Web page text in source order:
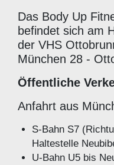
Das Body Up
befindet sich am
der VHS
München 28 -
Öffentliche
Anfahrt aus
S-Bahn S7
Haltestelle
U-Bahn U5 bis